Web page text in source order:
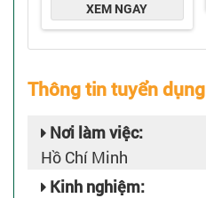
Thông tin tuyển dụng
Nơi làm việc:
Hồ Chí Minh
Kinh nghiệm: